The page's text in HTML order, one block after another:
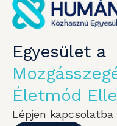
Egyesület a
Életmód
Lépjen